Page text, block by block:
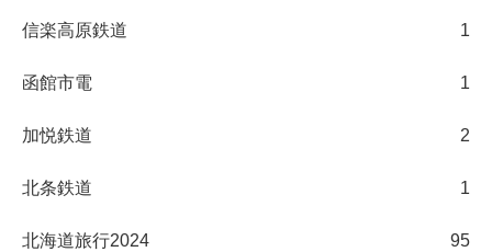
信楽高原鉄道 1
函館市電 1
加悦鉄道 2
北条鉄道 1
北海道旅行2024 95